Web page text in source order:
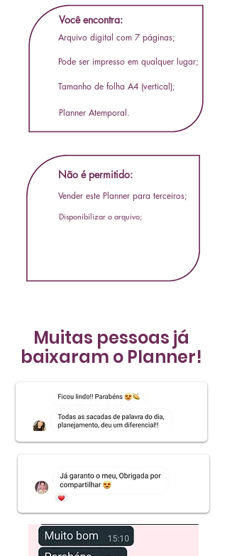
Você encontra:
​​Arquivo digital com 7 páginas;
Pode ser impresso em qualquer lugar;
Tamanho de folha A4 (vertical);
Planner Atemporal.
Vender este Planner para terceiros;
Disponibilizar o arquivo;
Não é permitido:
Muitas pessoas já
baixaram o Planner!